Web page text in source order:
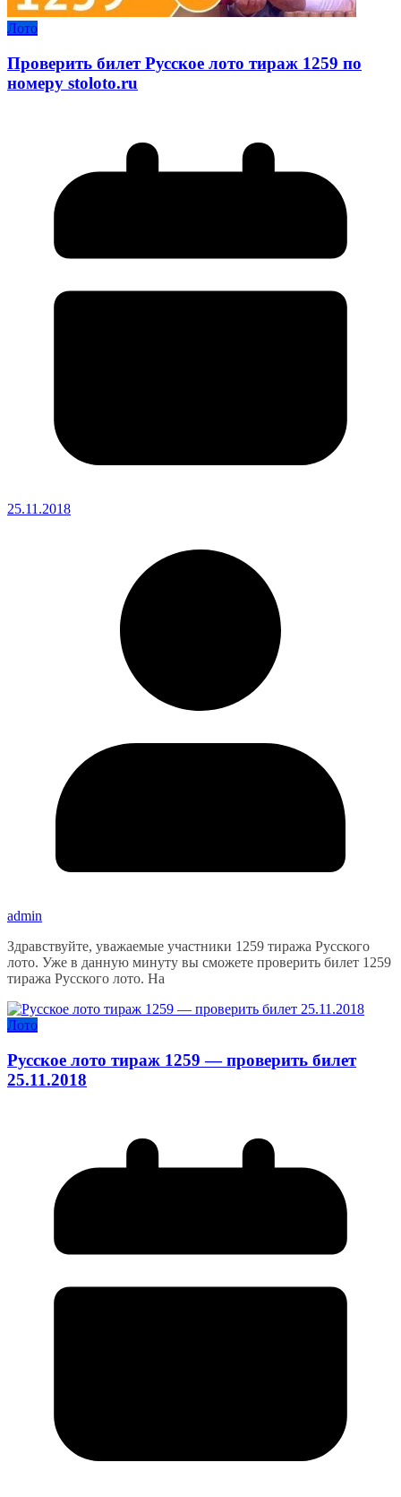
Лото
Проверить билет Русское лото тираж 1259 по
номеру stoloto.ru
25.11.2018
admin
Здравствуйте, уважаемые участники 1259 тиража Русского
лото. Уже в данную минуту вы сможете проверить билет 1259
тиража Русского лото. На
Лото
Русское лото тираж 1259 — проверить билет
25.11.2018